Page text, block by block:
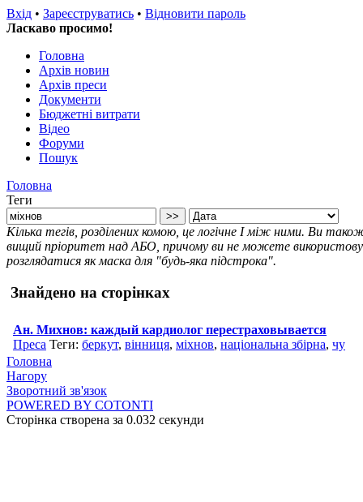
Вхід • Зареєструватись • Відновити пароль
Ласкаво просимо!
Головна
Архів новин
Архів преси
Документи
Бюджетні витрати
Відео
Форуми
Пошук
Головна
Теги
Кілька тегів, розділених комою, це логічне І між ними. Ви
вищий пріоритет над АБО, причому ви не можете
розглядатися як маска для "будь-яка підстрока".
Знайдено на сторінках
Ан. Михнов: каждый кардиолог перестраховывается
Преса Теги: беркут, вінниця, міхнов, національна збірна, чу
Головна
Нагору
Зворотний зв'язок
POWERED BY COTONTI
Сторінка створена за 0.032 секунди